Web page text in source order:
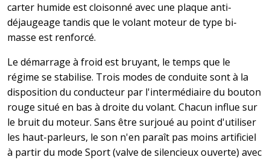
carter humide est cloisonné avec une plaque anti-
déjaugeage tandis que le volant moteur de type bi-
masse est renforcé.
Le démarrage à froid est bruyant, le temps que le
régime se stabilise. Trois modes de conduite sont à la
disposition du conducteur par l'intermédiaire du bouton
rouge situé en bas à droite du volant. Chacun influe sur
le bruit du moteur. Sans être surjoué au point d'utiliser
les haut-parleurs, le son n'en paraît pas moins artificiel
à partir du mode Sport (valve de silencieux ouverte) avec